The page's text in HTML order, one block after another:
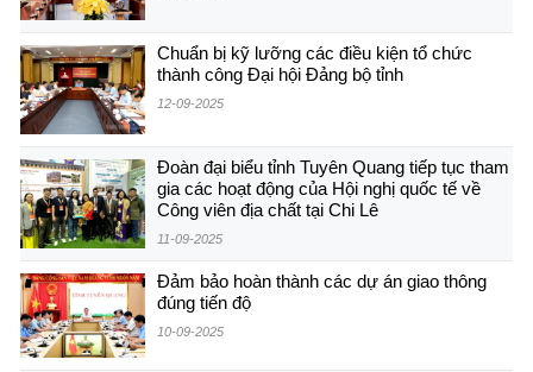
Chuẩn bị kỹ lưỡng các điều kiện tổ chức
thành công Đại hội Đảng bộ tỉnh
12-09-2025
Đoàn đại biểu tỉnh Tuyên Quang tiếp tục tham
gia các hoạt động của Hội nghị quốc tế về
Công viên địa chất tại Chi Lê
11-09-2025
Đảm bảo hoàn thành các dự án giao thông
đúng tiến độ
10-09-2025